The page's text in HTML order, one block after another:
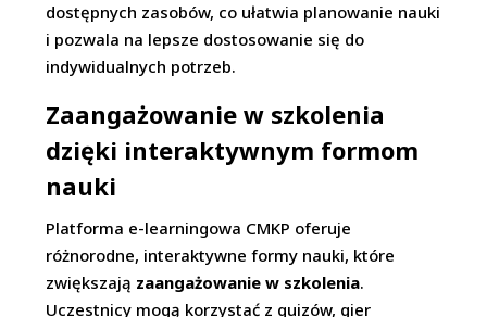
dostępnych zasobów, co ułatwia planowanie nauki
i pozwala na lepsze dostosowanie się do
indywidualnych potrzeb.
Zaangażowanie w szkolenia
dzięki interaktywnym formom
nauki
Platforma e-learningowa CMKP oferuje
różnorodne, interaktywne formy nauki, które
zwiększają zaangażowanie w szkolenia.
Uczestnicy mogą korzystać z quizów, gier